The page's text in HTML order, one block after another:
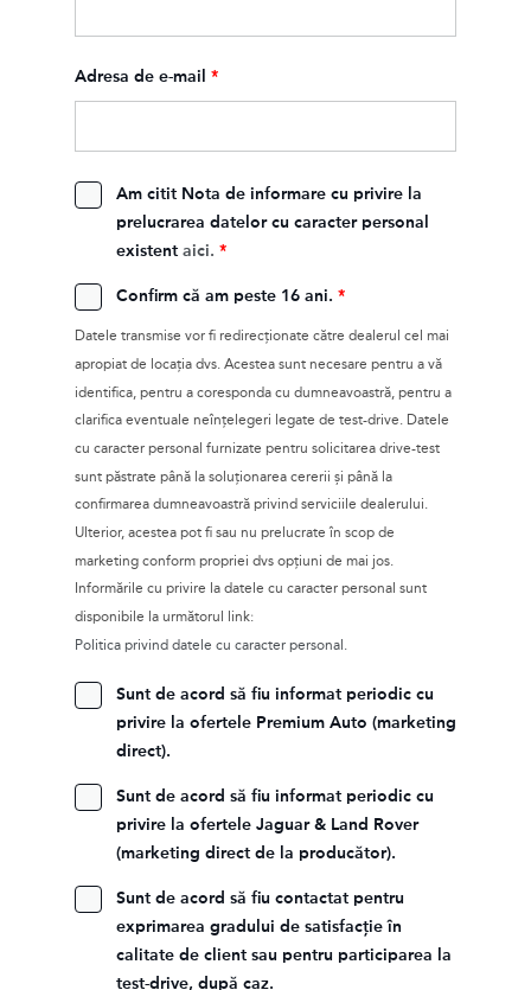
Adresa de e-mail *
Am citit Nota de informare cu privire la
prelucrarea datelor cu caracter personal
existent aici. *
Confirm că am peste 16 ani. *
Datele transmise vor fi redirecţionate către dealerul cel mai
apropiat de locația dvs. Acestea sunt necesare pentru a vă
identifica, pentru a coresponda cu dumneavoastră, pentru a
clarifica eventuale neînțelegeri legate de test-drive. Datele
cu caracter personal furnizate pentru solicitarea drive-test
sunt păstrate până la soluționarea cererii și până la
confirmarea dumneavoastră privind serviciile dealerului.
Ulterior, acestea pot fi sau nu prelucrate în scop de
marketing conform propriei dvs opțiuni de mai jos.
Informările cu privire la datele cu caracter personal sunt
disponibile la următorul link:
Politica privind datele cu caracter personal.
Sunt de acord să fiu informat periodic cu
privire la ofertele Premium Auto (marketing
direct).
Sunt de acord să fiu informat periodic cu
privire la ofertele Jaguar & Land Rover
(marketing direct de la producător).
Sunt de acord să fiu contactat pentru
exprimarea gradului de satisfacție în
calitate de client sau pentru participarea la
test-drive, după caz.